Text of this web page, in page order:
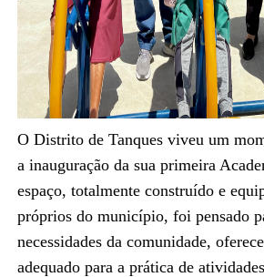
O Distrito de Tanques viveu um
a inauguração da sua primeira
espaço, totalmente construído e
próprios do município, foi pensado
necessidades da comunidade,
adequado para a prática de